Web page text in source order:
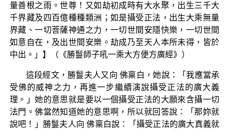
量善根之雨。世尊！又如劫初成時有大水聚，出生三千大
千界藏及四百億種種類洲；如是攝受正法，出生大乘無量
界藏、一切菩薩神通之力，一切世間安隱快樂，一切世間
如意自在，及出世間安樂。劫成乃至天人本所未得，皆於
中出。」】（《勝鬘師子吼一乘大方便方廣經》）
這段經文，勝鬘夫人又向 佛稟白，她說：「我應當承
受佛的威神之力，再進一步繼續演說攝受正法的廣大義
理。」她的意思就是要以一個攝受正法的大願來含攝一切
法門。佛當然知道她的意思啊，所以就回答說：「那妳就
說吧！」勝鬘夫人向 佛稟白說：「攝受正法的廣大真義就